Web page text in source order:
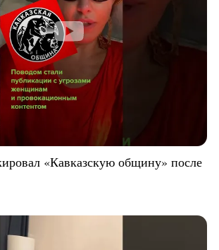
«Кавказскую общину» после